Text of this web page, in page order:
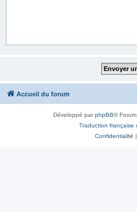
Accueil du forum
Développé parphpBB®
Traduction française
Confidentialité |